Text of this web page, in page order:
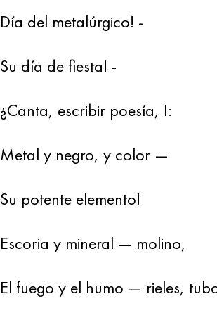
Día del metalúrgico! -
Su día de fiesta! -
¿Canta, escribir poesía, I:
Metal y negro, y color —
Su potente elemento!
Escoria y mineral — molino,
El fuego y el humo — rieles,